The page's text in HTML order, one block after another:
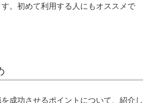
。初めて利用する人にもオススメで
成功させるポイントについて、紹介し